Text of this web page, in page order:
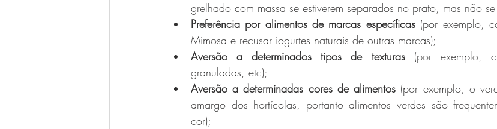
grelhado com massa se estiverem separados no prato, mas não se
Preferência por alimentos de marcas específicas (por exemplo,
Mimosa e recusar iogurtes naturais de outras marcas);
Aversão a determinados tipos de texturas (por exemplo,
granuladas, etc);
Aversão a determinadas cores de alimentos (por exemplo, o
amargo dos hortícolas, portanto alimentos verdes são
cor);